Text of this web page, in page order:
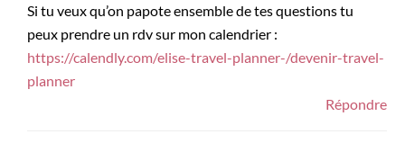
Si tu veux qu’on papote ensemble de tes questions tu
peux prendre un rdv sur mon calendrier :
https://calendly.com/elise-travel-planner-/devenir-travel-
planner
Répondre